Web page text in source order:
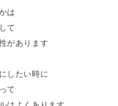
は
て
があります
したい時に
て